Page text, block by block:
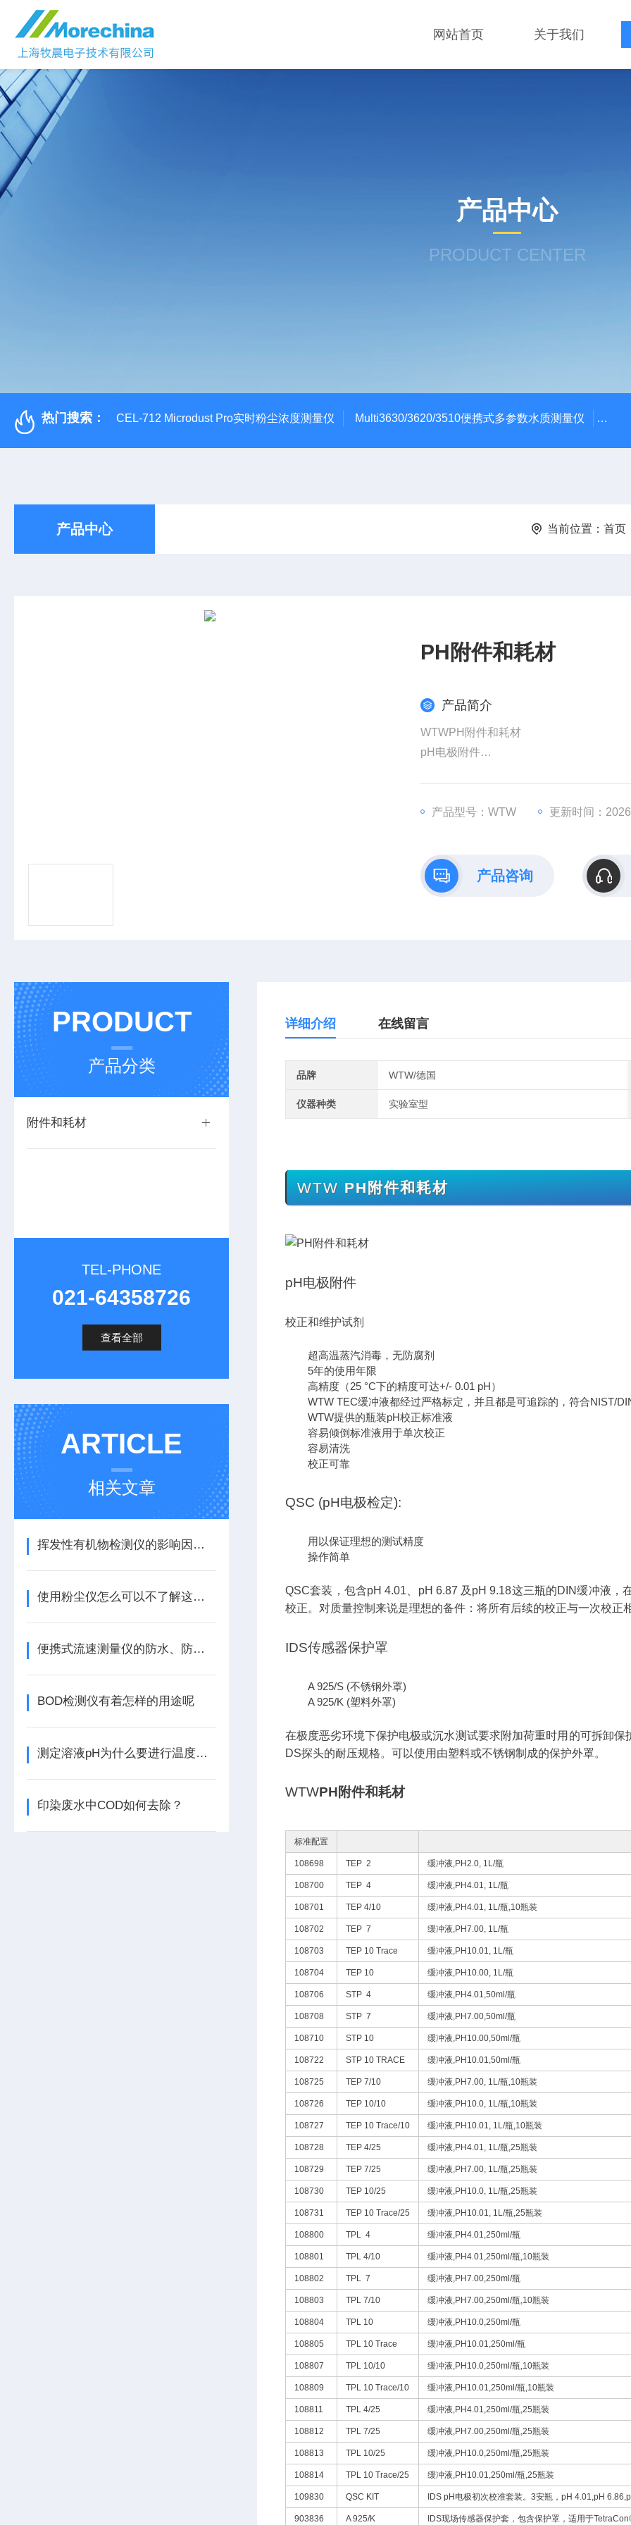
网站首页 关于我们
产品中心
PRODUCT CENTER
热门搜索： CEL-712 Microdust Pro实时粉尘浓度测量仪 Multi3630/3620/3510便携式多参数水质测量仪
产品中心 当前位置： 首页
PH附件和耗材
产品简介
WTWPH附件和耗材
pH电极附件
*5年的使用年限
产品型号：WTW 更新时间：
产品咨询
PRODUCT
产品分类
附件和耗材
TEL-PHONE
021-64358726
查看全部
ARTICLE
相关文章
挥发性有机物检测仪的影响因素有几点
使用粉尘仪怎么可以不了解这些！
便携式流速测量仪的防水、防尘与续航能力实测
BOD检测仪有着怎样的用途呢
测定溶液pH为什么要进行温度补偿和斜率补偿
印染废水中COD如何去除？
详细介绍 在线留言
品牌 WTW/德国
仪器种类 实验室型
WTW PH附件和耗材
pH电极附件
校正和维护试剂
超高温蒸汽消毒，无防腐剂
5年的使用年限
高精度（25 °C下的精度可达+/- 0.01 pH）
WTW TEC缓冲液都经过严格标定，并且都是可追踪的，符合NIST/
WTW提供的瓶装pH校正标准液
容易倾倒标准液用于单次校正
容易清洗
校正可靠
QSC (pH电极检定):
用以保证理想的测试精度
操作简单
QSC套装，包含pH 4.01、pH 6.87 及pH 9.18这三瓶的DIN缓冲液
校正。对质量控制来说是理想的备件：将所有后续的校正与一次校正
IDS传感器保护罩
A 925/S (不锈钢外罩)
A 925/K (塑料外罩)
在极度恶劣环境下保护电极或沉水测试要求附加荷重时用的可拆卸
DS探头的耐压规格。可以使用由塑料或不锈钢制成的保护外罩。
WTWPH附件和耗材
标准配置
108698 TEP 2 缓冲液,PH2.0, 1L/瓶
108700 TEP 4 缓冲液,PH4.01, 1L/瓶
108701 TEP 4/10 缓冲液,PH4.01, 1L/瓶,10瓶装
108702 TEP 7 缓冲液,PH7.00, 1L/瓶
108703 TEP 10 Trace 缓冲液,PH10.01, 1L/瓶
108704 TEP 10 缓冲液,PH10.00, 1L/瓶
108706 STP 4 缓冲液,PH4.01,50ml/瓶
108708 STP 7 缓冲液,PH7.00,50ml/瓶
108710 STP 10 缓冲液,PH10.00,50ml/瓶
108722 STP 10 TRACE 缓冲液,PH10.01,50ml/瓶
108725 TEP 7/10 缓冲液,PH7.00, 1L/瓶,10瓶装
108726 TEP 10/10 缓冲液,PH10.0, 1L/瓶,10瓶装
108727 TEP 10 Trace/10 缓冲液,PH10.01, 1L/瓶,10瓶装
108728 TEP 4/25 缓冲液,PH4.01, 1L/瓶,25瓶装
108729 TEP 7/25 缓冲液,PH7.00, 1L/瓶,25瓶装
108730 TEP 10/25 缓冲液,PH10.0, 1L/瓶,25瓶装
108731 TEP 10 Trace/25 缓冲液,PH10.01, 1L/瓶,25瓶装
108800 TPL 4 缓冲液,PH4.01,250ml/瓶
108801 TPL 4/10 缓冲液,PH4.01,250ml/瓶,10瓶装
108802 TPL 7 缓冲液,PH7.00,250ml/瓶
108803 TPL 7/10 缓冲液,PH7.00,250ml/瓶,10瓶装
108804 TPL 10 缓冲液,PH10.0,250ml/瓶
108805 TPL 10 Trace 缓冲液,PH10.01,250ml/瓶
108807 TPL 10/10 缓冲液,PH10.0,250ml/瓶,10瓶装
108809 TPL 10 Trace/10 缓冲液,PH10.01,250ml/瓶,10瓶装
108811 TPL 4/25 缓冲液,PH4.01,250ml/瓶,25瓶装
108812 TPL 7/25 缓冲液,PH7.00,250ml/瓶,25瓶装
108813 TPL 10/25 缓冲液,PH10.0,250ml/瓶,25瓶装
108814 TPL 10 Trace/25 缓冲液,PH10.01,250ml/瓶,25瓶装
109830 QSC KIT IDS pH电极初次校准套装。3安瓶，pH 4.01,pH
903836 A 925/K IDS现场传感器保护套，包含保护罩，适用于